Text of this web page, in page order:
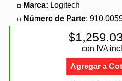
Marca: Logitech
Número de Parte: 910-
con IVA
Agregar a